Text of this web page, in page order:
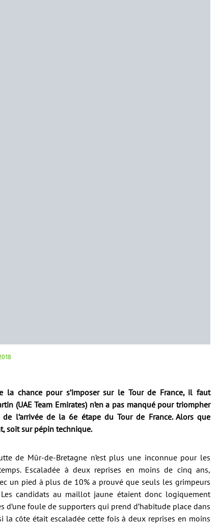
chance pour s’imposer sur le Tour de France, il faut
(UAE Team Emirates) n’en a pas manqué pour triompher
l’arrivée de la 6e étape du Tour de France. Alors que
soit sur pépin technique.
de Mûr-de-Bretagne n’est plus une inconnue pour les
Escaladée à deux reprises en moins de cinq ans,
un pied à plus de 10% a prouvé que seuls les grimpeurs
candidats au maillot jaune étaient donc logiquement
d’une foule de supporters qui prend d’habitude place dans
la côte était escaladée cette fois à deux reprises en moins